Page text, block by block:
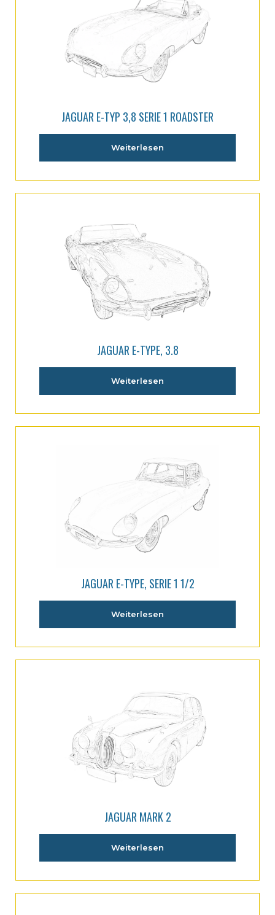
JAGUAR E-TYP 3,8 SERIE 1 ROADSTER
Weiterlesen
JAGUAR E-TYPE, 3.8
Weiterlesen
JAGUAR E-TYPE, SERIE 1 1/2
Weiterlesen
JAGUAR MARK 2
Weiterlesen